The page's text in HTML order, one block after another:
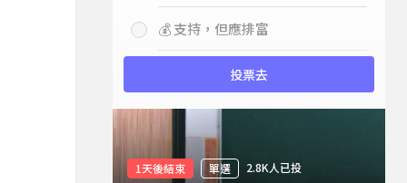
💰 支持，但應排富
投票去
1天後結束 單選 2.8K人已投